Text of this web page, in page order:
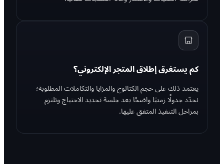
كم يستغرق إطلاق المتجر الإلكتروني؟
يعتمد ذلك على حجم الكتالوج والمزايا والتكاملات المطلوبة؛
نحدّد جدولًا زمنيًا واضحًا بعد جلسة تحديد الاحتياج ونلتزم
بمراحل التنفيذ المتفق عليها.